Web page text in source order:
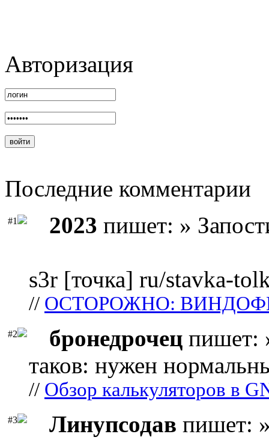
Авторизация
Последние комментарии
#1 2023 пишет: »
s3r [точка] ru/stavka-
// ОСТОРОЖНО:
#2 бронедрочец пишет:
таков: нужен
// Обзор калькуляторов в
#3 Линупсодав пишет: